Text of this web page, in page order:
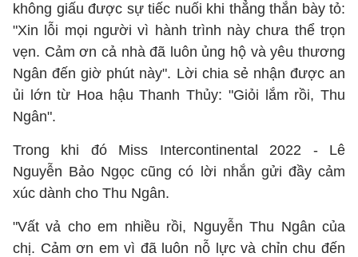
không giấu được sự tiếc nuối khi thẳng thắn bày tỏ:
"Xin lỗi mọi người vì hành trình này chưa thể trọn
vẹn. Cảm ơn cả nhà đã luôn ủng hộ và yêu thương
Ngân đến giờ phút này". Lời chia sẻ nhận được an
ủi lớn từ Hoa hậu Thanh Thủy: "Giỏi lắm rồi, Thu
Ngân".
Trong khi đó Miss Intercontinental 2022 - Lê
Nguyễn Bảo Ngọc cũng có lời nhắn gửi đầy cảm
xúc dành cho Thu Ngân.
"Vất vả cho em nhiều rồi, Nguyễn Thu Ngân của
chị. Cảm ơn em vì đã luôn nỗ lực và chỉn chu đến